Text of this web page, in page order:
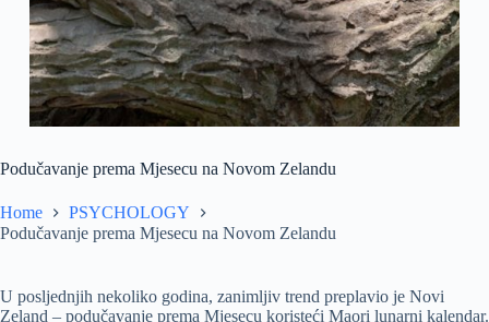
Podučavanje prema Mjesecu na Novom Zelandu
Home
PSYCHOLOGY
Podučavanje prema Mjesecu na Novom Zelandu
U posljednjih nekoliko godina, zanimljiv trend preplavio je Novi
Zeland – podučavanje prema Mjesecu koristeći Maori lunarni kalendar.